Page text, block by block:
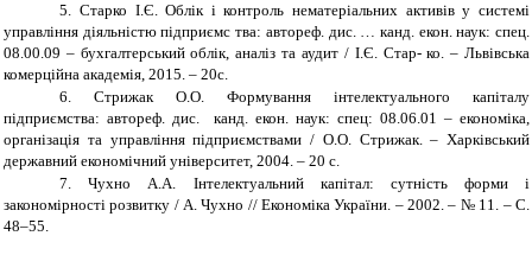
5. Старко І.Є. Облік і контроль нематеріальних активів у системі
управління діяльністю підприємс тва: автореф. дис. … канд. екон. наук: спец.
08.00.09 – бухгалтерський облік, аналіз та аудит / І.Є. Стар- ко. – Львівська
комерційна академія, 2015. – 20с.
6.
Стрижак О.О. Формування інтелектуального капіталу
підприємства: автореф. дис. канд. екон. наук: спец: 08.06.01 – економіка,
організація та управління підприємствами / О.О. Стрижак. – Харківський
державний економічний університет, 2004. – 20 с.
7.
Чухно А.А. Інтелектуальний капітал: сутність форми і
закономірності розвитку / А. Чухно // Економіка України. – 2002. – № 11. – С.
48–55.